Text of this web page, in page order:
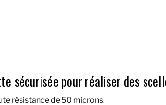
sécurisée pour réaliser des
résistance de 50 microns.